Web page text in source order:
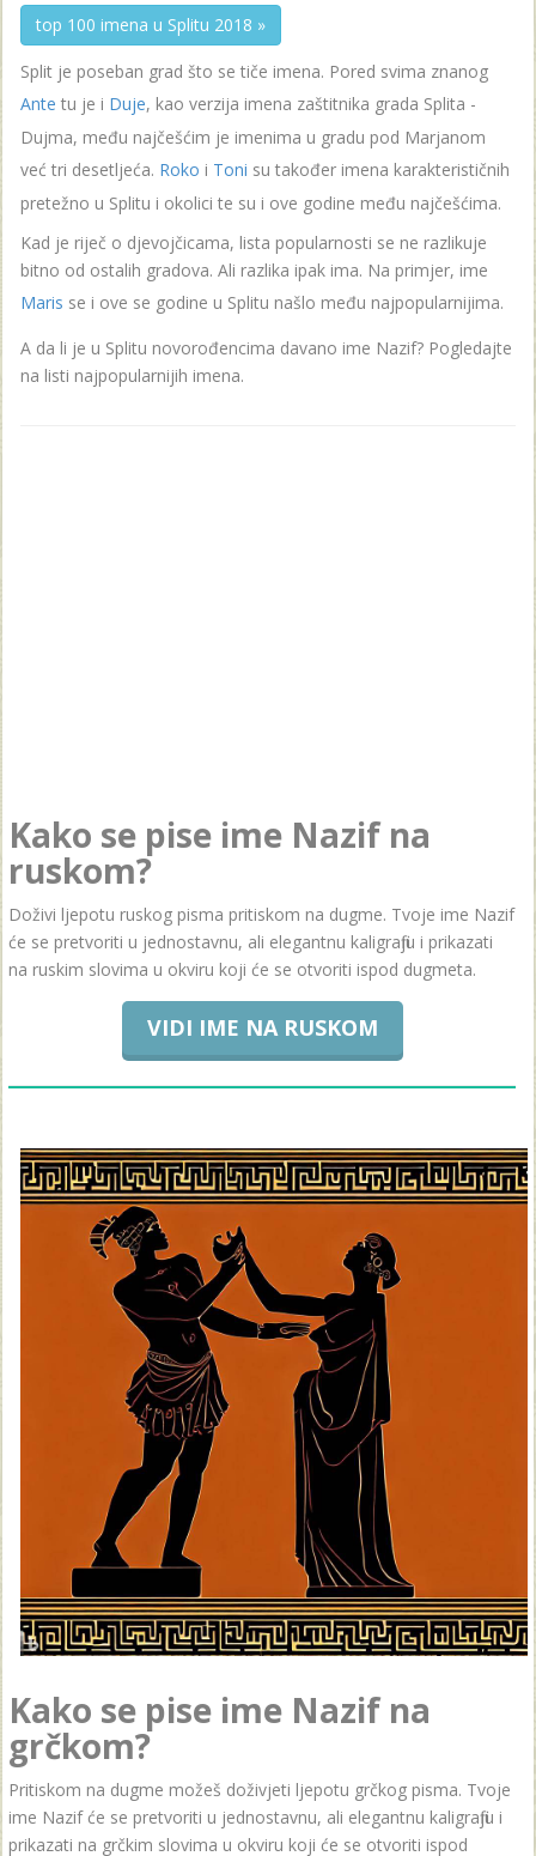
top 100 imena u Splitu 2018 »
Split je poseban grad što se tiče imena. Pored svima znanog
Ante tu je i Duje, kao verzija imena zaštitnika grada Splita -
Dujma, među najčešćim je imenima u gradu pod Marjanom
već tri desetljeća. Roko i Toni su također imena karakterističnih
pretežno u Splitu i okolici te su i ove godine među najčešćima.
Kad je riječ o djevojčicama, lista popularnosti se ne razlikuje
bitno od ostalih gradova. Ali razlika ipak ima. Na primjer, ime
Maris se i ove se godine u Splitu našlo među najpopularnijima.
A da li je u Splitu novorođencima davano ime Nazif? Pogledajte
na listi najpopularnijih imena.
Kako se pise ime Nazif na
ruskom?
Doživi ljepotu ruskog pisma pritiskom na dugme. Tvoje ime Nazif
će se pretvoriti u jednostavnu, ali elegantnu kaligrafiju i prikazati
na ruskim slovima u okviru koji će se otvoriti ispod dugmeta.
VIDI IME NA RUSKOM
Kako se pise ime Nazif na
grčkom?
Pritiskom na dugme možeš doživjeti ljepotu grčkog pisma. Tvoje
ime Nazif će se pretvoriti u jednostavnu, ali elegantnu kaligrafiju i
prikazati na grčkim slovima u okviru koji će se otvoriti ispod